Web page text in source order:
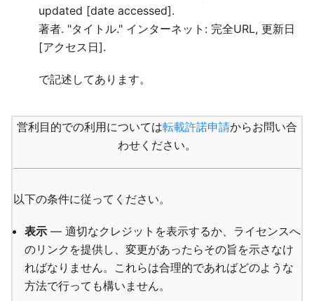
updated [date accessed].
著者. "タイトル." インターネット: 完全URL, 更新日
[アクセス日].
で記述してあります。
営利目的での利用については転載許諾申請からお問い合
わせください。
以下の条件に従ってください。
表示 — 適切なクレジットを表示するか、ライセンスへ
のリンクを提供し、変更があったらその旨を示さなけ
ればなりません。これらは合理的であればどのような
方法で行っても構いません。